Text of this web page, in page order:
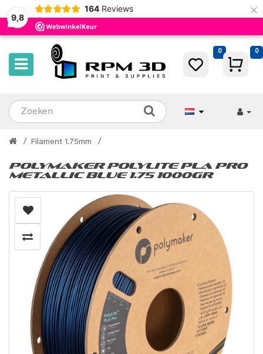
9,8
164 Reviews ×
0 0
Filament 1.75mm
Polymaker PolyLite PLA Pro
Metallic Blue 1.75 1000gr